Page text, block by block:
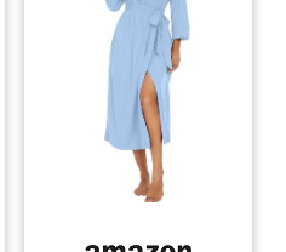
Utilisez les poches
latérales pour garder les
mains au chaud ou pour
ranger une clé et
d'autres objets
personnels. Fermeture à
nouer réglable pour un
ajustement confortable
enlever. 【Sentiments】: